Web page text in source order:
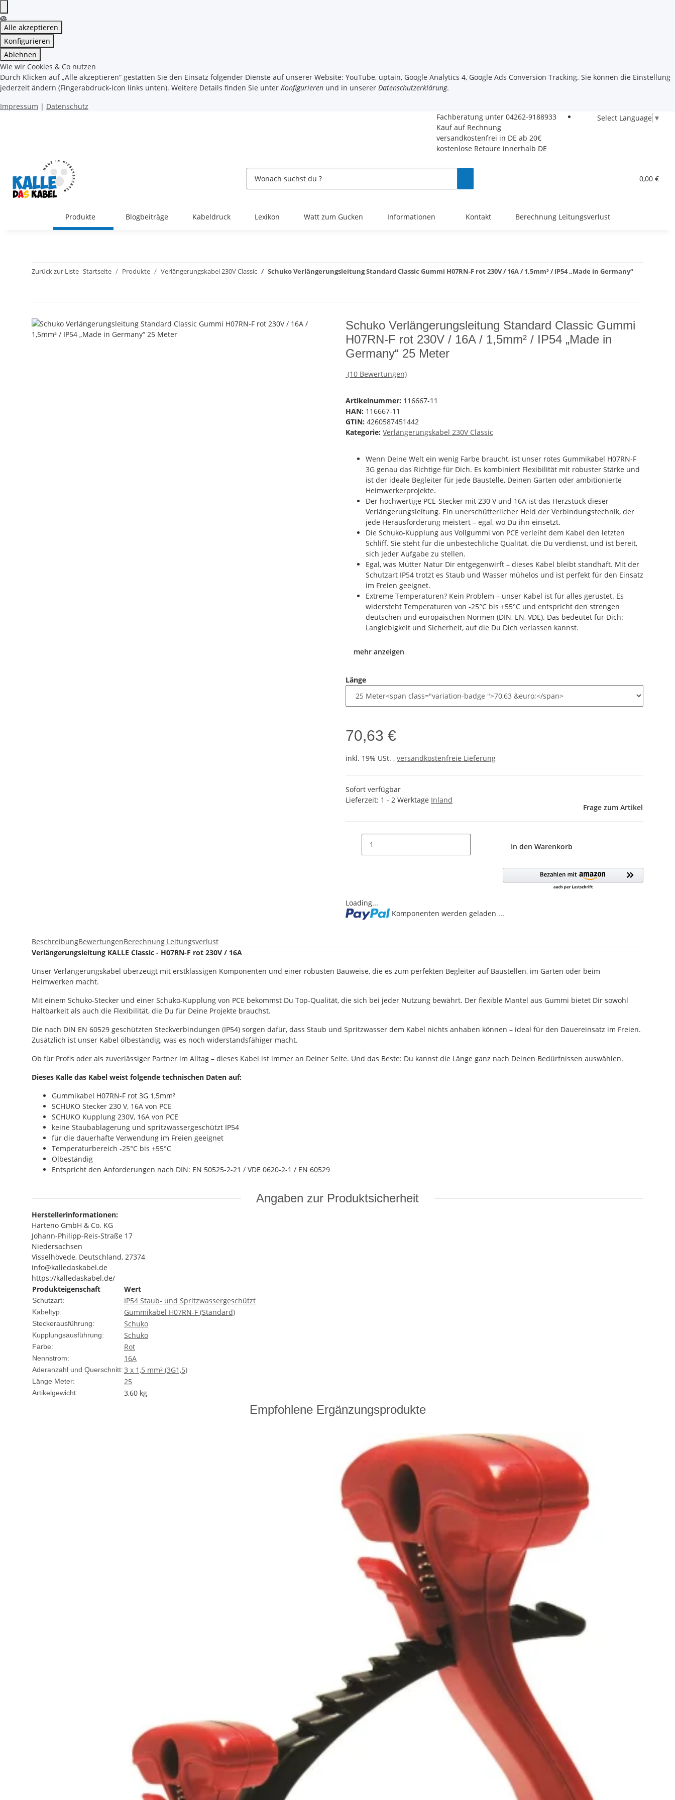
Alle akzeptieren
Konfigurieren
Ablehnen
Wie wir Cookies & Co nutzen
Durch Klicken auf „Alle akzeptieren“ gestatten Sie den Einsatz folgender Dienste auf unserer Website: YouTube, uptain, Google Analytics 4, Google Ads Conversion Tracking. Sie können die Einstellung
jederzeit ändern (Fingerabdruck-Icon links unten). Weitere Details finden Sie unter Konfigurieren und in unserer Datenschutzerklärung.
Impressum | Datenschutz
Fachberatung unter 04262-9188933
Kauf auf Rechnung
versandkostenfrei in DE ab 20€
kostenlose Retoure innerhalb DE
Select Language ▼
0,00 €
Produkte Blogbeiträge Kabeldruck Lexikon Watt zum Gucken Informationen Kontakt Berechnung Leitungsverlust
Zurück zur Liste Startseite Produkte Verlängerungskabel 230V Classic Schuko Verlängerungsleitung Standard Classic Gummi H07RN-F rot 230V / 16A / 1,5mm² / IP54 „Made in Germany“
Schuko Verlängerungsleitung Standard Classic Gummi
H07RN-F rot 230V / 16A / 1,5mm² / IP54 „Made in
Germany“ 25 Meter
(10 Bewertungen)
Artikelnummer: 116667-11
HAN: 116667-11
GTIN: 4260587451442
Kategorie: Verlängerungskabel 230V Classic
Wenn Deine Welt ein wenig Farbe braucht, ist unser rotes Gummikabel H07RN-F
3G genau das Richtige für Dich. Es kombiniert Flexibilität mit robuster Stärke und
ist der ideale Begleiter für jede Baustelle, Deinen Garten oder ambitionierte
Heimwerkerprojekte.
Der hochwertige PCE-Stecker mit 230 V und 16A ist das Herzstück dieser
Verlängerungsleitung. Ein unerschütterlicher Held der Verbindungstechnik, der
jede Herausforderung meistert – egal, wo Du ihn einsetzt.
Die Schuko-Kupplung aus Vollgummi von PCE verleiht dem Kabel den letzten
Schliff. Sie steht für die unbestechliche Qualität, die Du verdienst, und ist bereit,
sich jeder Aufgabe zu stellen.
Egal, was Mutter Natur Dir entgegenwirft – dieses Kabel bleibt standhaft. Mit der
Schutzart IP54 trotzt es Staub und Wasser mühelos und ist perfekt für den Einsatz
im Freien geeignet.
Extreme Temperaturen? Kein Problem – unser Kabel ist für alles gerüstet. Es
widersteht Temperaturen von -25°C bis +55°C und entspricht den strengen
deutschen und europäischen Normen (DIN, EN, VDE). Das bedeutet für Dich:
Langlebigkeit und Sicherheit, auf die Du Dich verlassen kannst.
mehr anzeigen
Länge
70,63 €
inkl. 19% USt. , versandkostenfreie Lieferung
Sofort verfügbar
Lieferzeit: 1 - 2 Werktage Inland
Frage zum Artikel
In den Warenkorb
Loading...
Komponenten werden geladen ...
BeschreibungBewertungenBerechnung Leitungsverlust
Verlängerungsleitung KALLE Classic - H07RN-F rot 230V / 16A
Unser Verlängerungskabel überzeugt mit erstklassigen Komponenten und einer robusten Bauweise, die es zum perfekten Begleiter auf Baustellen, im Garten oder beim
Heimwerken macht.
Mit einem Schuko-Stecker und einer Schuko-Kupplung von PCE bekommst Du Top-Qualität, die sich bei jeder Nutzung bewährt. Der flexible Mantel aus Gummi bietet Dir sowohl
Haltbarkeit als auch die Flexibilität, die Du für Deine Projekte brauchst.
Die nach DIN EN 60529 geschützten Steckverbindungen (IP54) sorgen dafür, dass Staub und Spritzwasser dem Kabel nichts anhaben können – ideal für den Dauereinsatz im Freien.
Zusätzlich ist unser Kabel ölbeständig, was es noch widerstandsfähiger macht.
Ob für Profis oder als zuverlässiger Partner im Alltag – dieses Kabel ist immer an Deiner Seite. Und das Beste: Du kannst die Länge ganz nach Deinen Bedürfnissen auswählen.
Dieses Kalle das Kabel weist folgende technischen Daten auf:
Gummikabel H07RN-F rot 3G 1,5mm²
SCHUKO Stecker 230 V, 16A von PCE
SCHUKO Kupplung 230V, 16A von PCE
keine Staubablagerung und spritzwassergeschützt IP54
für die dauerhafte Verwendung im Freien geeignet
Temperaturbereich -25°C bis +55°C
Ölbeständig
Entspricht den Anforderungen nach DIN: EN 50525-2-21 / VDE 0620-2-1 / EN 60529
Angaben zur Produktsicherheit
Herstellerinformationen:
Harteno GmbH & Co. KG
Johann-Philipp-Reis-Straße 17
Niedersachsen
Visselhövede, Deutschland, 27374
info@kalledaskabel.de
https://kalledaskabel.de/
Produkteigenschaft
Wert
Schutzart: IP54 Staub- und Spritzwassergeschützt
Kabeltyp: Gummikabel H07RN-F (Standard)
Steckerausführung: Schuko
Kupplungsausführung: Schuko
Farbe: Rot
Nennstrom: 16A
Aderanzahl und Querschnitt:3 x 1,5 mm² (3G1,5)
Länge Meter: 25
Artikelgewicht: 3,60 kg
Empfohlene Ergänzungsprodukte